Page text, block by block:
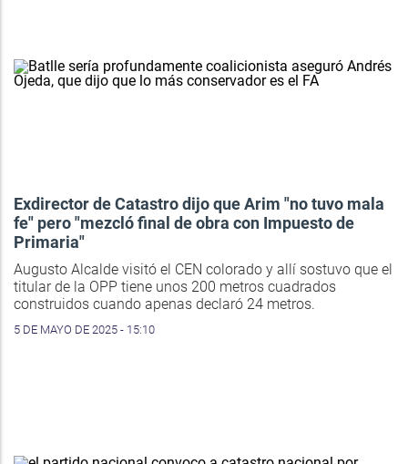
Exdirector de Catastro dijo que Arim "no tuvo mala
fe" pero "mezcló final de obra con Impuesto de
Primaria"
Augusto Alcalde visitó el CEN colorado y allí sostuvo que el
titular de la OPP tiene unos 200 metros cuadrados
construidos cuando apenas declaró 24 metros.
5 DE MAYO DE 2025 - 15:10